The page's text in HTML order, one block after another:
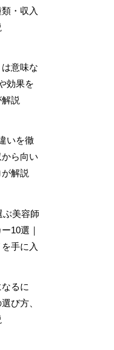
・収入
意味な
効果を
説
いを徹
ら向い
解説
ぶ美容師
10選｜
手に入
るに
び方、